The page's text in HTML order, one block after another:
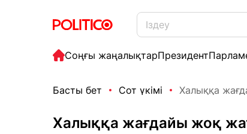
Соңғы жаңалықтарПрезидент
Басты бет Сот үкімі Халыққа
Халыққа жағдайы жоқ